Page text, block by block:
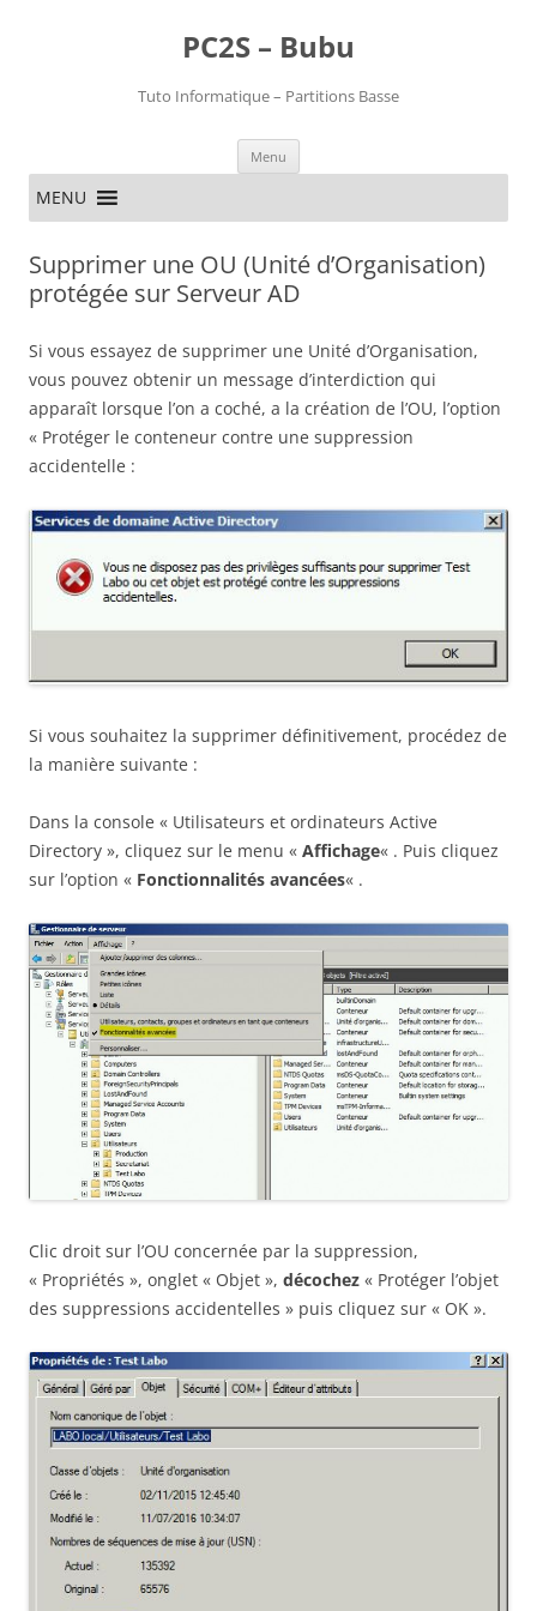
PC2S – Bubu
Tuto Informatique – Partitions Basse
Menu
contenu
MENU
Supprimer une OU (Unité d’Organisation)
protégée sur Serveur AD
Si vous essayez de supprimer une Unité d’Organisation,
vous pouvez obtenir un message d’interdiction qui
apparaît lorsque l’on a coché, a la création de l’OU, l’option
« Protéger le conteneur contre une suppression
accidentelle :
Si vous souhaitez la supprimer définitivement, procédez de
la manière suivante :
Dans la console « Utilisateurs et ordinateurs Active
Directory », cliquez sur le menu « Affichage« . Puis cliquez
sur l’option « Fonctionnalités avancées« .
Clic droit sur l’OU concernée par la suppression,
« Propriétés », onglet « Objet », décochez « Protéger l’objet
des suppressions accidentelles » puis cliquez sur « OK ».